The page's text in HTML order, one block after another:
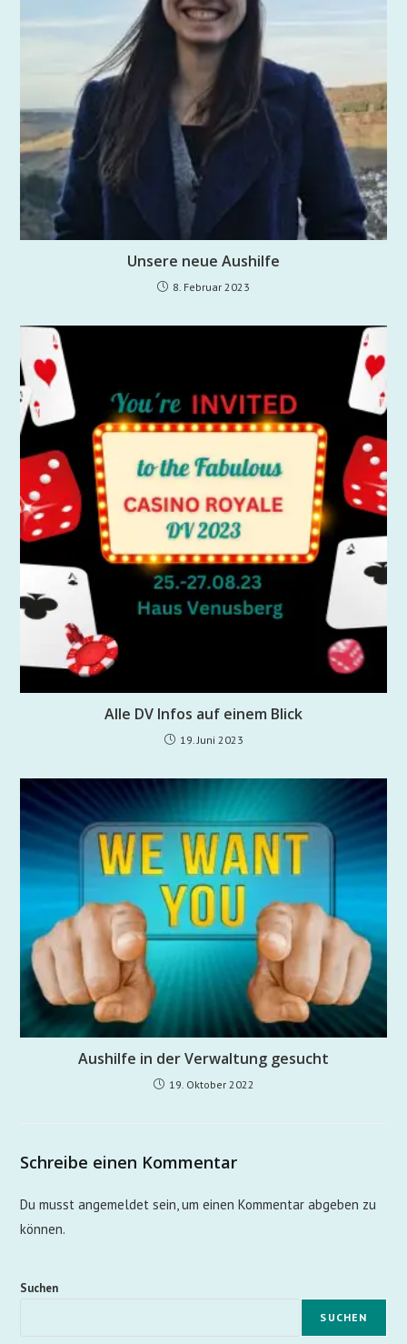
Unsere neue Aushilfe
8. Februar 2023
Alle DV Infos auf einem Blick
19. Juni 2023
Aushilfe in der Verwaltung gesucht
19. Oktober 2022
Schreibe einen Kommentar
Du musstangemeldet sein, um einen Kommentar abgeben zu
können.
Suchen
SUCHEN